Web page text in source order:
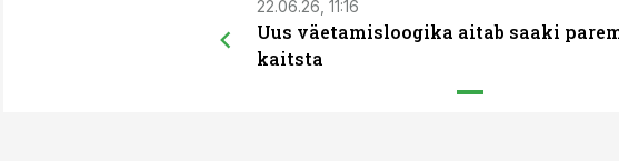
22.06.26, 11:16
Uus väetamisloogika aitab saaki
kaitsta